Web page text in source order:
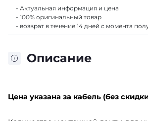
Описание
Цена указана за кабель (без
- Актуальная информация и цена
- 100% оригинальный товар
- возврат в течение 14 дней с момента